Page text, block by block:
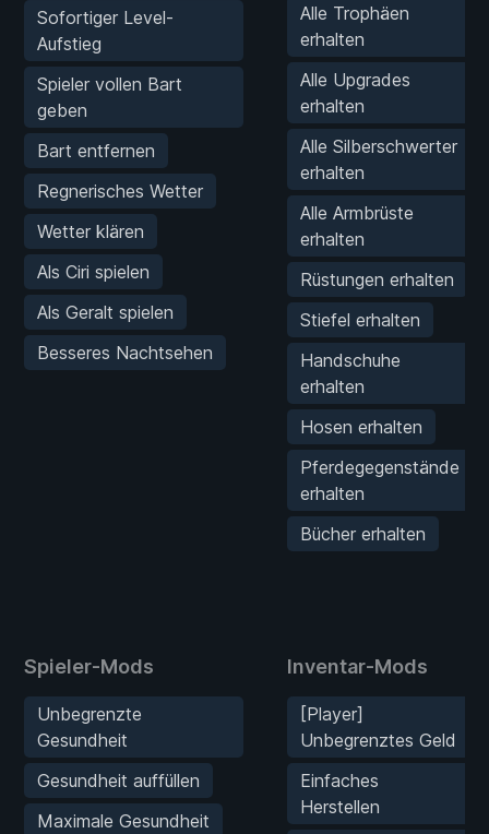
Sofortiger Level-
Aufstieg
Spieler vollen Bart
geben
Bart entfernen
Regnerisches Wetter
Wetter klären
Als Ciri spielen
Als Geralt spielen
Besseres Nachtsehen
Alle Trophäen
erhalten
Alle Upgrades
erhalten
Alle Silberschwerter
erhalten
Alle Armbrüste
erhalten
Rüstungen erhalten
Stiefel erhalten
Handschuhe
erhalten
Hosen erhalten
Pferdegegenstände
erhalten
Bücher erhalten
Spieler-Mods
Unbegrenzte
Gesundheit
Gesundheit auffüllen
Maximale Gesundheit
Inventar-Mods
[Player]
Unbegrenztes Geld
Einfaches
Herstellen